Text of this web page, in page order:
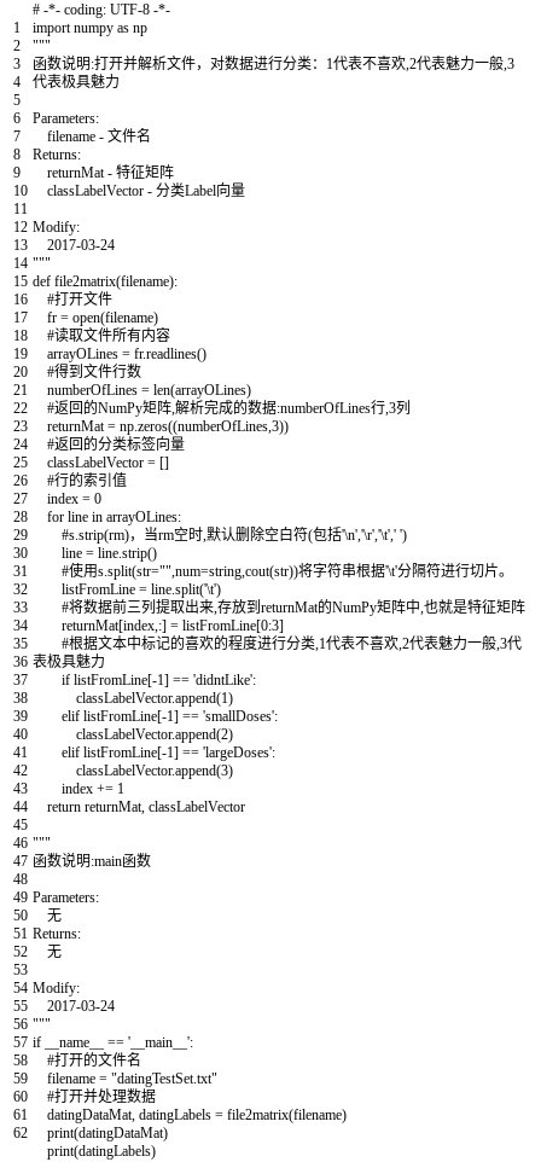
1
2
3
4
5
6
7
8
9
10
11
12
13
14
15
16
17
18
19
20
21
22
23
24
25
26
27
28
29
30
31
32
33
34
35
36
37
38
39
40
41
42
43
44
45
46
47
48
49
50
51
52
53
54
55
56
57
58
59
60
61
62
# -*- coding: UTF-8 -*-
import numpy as np
"""
函数说明:打开并解析文件，对数据进行分类：1代表不喜欢,2代表魅力一般,3
代表极具魅力
Parameters:
filename - 文件名
Returns:
returnMat - 特征矩阵
classLabelVector - 分类Label向量
Modify:
2017-03-24
"""
def file2matrix(filename):
#打开文件
fr = open(filename)
#读取文件所有内容
arrayOLines = fr.readlines()
#得到文件行数
numberOfLines = len(arrayOLines)
#返回的NumPy矩阵,解析完成的数据:numberOfLines行,3列
returnMat = np.zeros((numberOfLines,3))
#返回的分类标签向量
classLabelVector = []
#行的索引值
index = 0
for line in arrayOLines:
#s.strip(rm)，当rm空时,默认删除空白符(包括'\n','\r','\t',' ')
line = line.strip()
#使用s.split(str="",num=string,cout(str))将字符串根据'\t'分隔符进行切片。
listFromLine = line.split('\t')
#将数据前三列提取出来,存放到returnMat的NumPy矩阵中,也就是特征矩阵
returnMat[index,:] = listFromLine[0:3]
#根据文本中标记的喜欢的程度进行分类,1代表不喜欢,2代表魅力一般,3代
表极具魅力
if listFromLine[-1] == 'didntLike':
classLabelVector.append(1)
elif listFromLine[-1] == 'smallDoses':
classLabelVector.append(2)
elif listFromLine[-1] == 'largeDoses':
classLabelVector.append(3)
index += 1
return returnMat, classLabelVector
"""
函数说明:main函数
Parameters:
无
Returns:
无
Modify:
2017-03-24
"""
if
__name__ == '__main__':
#打开的文件名
filename = "datingTestSet.txt"
#打开并处理数据
datingDataMat, datingLabels = file2matrix(filename)
print(datingDataMat)
print(datingLabels)